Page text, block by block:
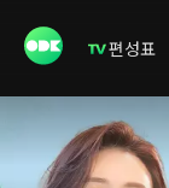
편성표